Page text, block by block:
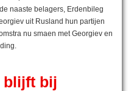
naaste belagers, Erdenbileg
uit Rusland hun partijen
nu smaen met Georgiev en
blijft bij